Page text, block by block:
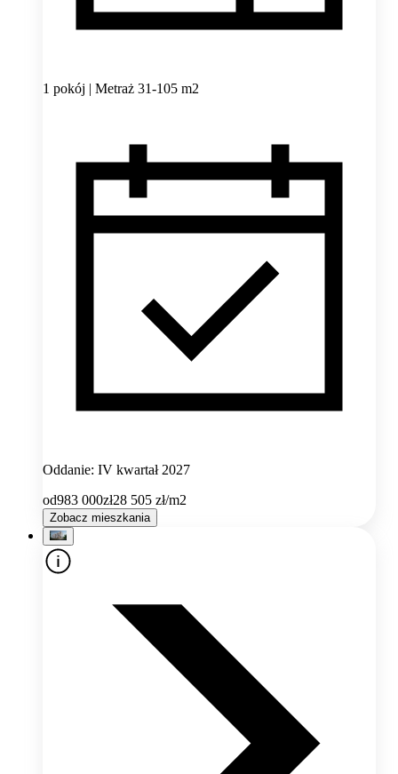
1 pokój | Metraż 31-105 m2
Oddanie: IV kwartał 2027
od983 000zł28 505 zł/m2
Zobacz mieszkania